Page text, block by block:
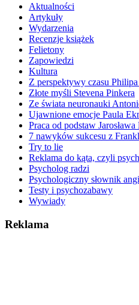
Aktualności
Artykuły
Wydarzenia
Recenzje książek
Felietony
Zapowiedzi
Kultura
Z perspektywy czasu
Złote myśli Stevena Pinkera
Ze świata neuronauki
Ujawnione emocje Paula
Praca od podstaw
7 nawyków sukcesu z
Try to lie
Reklama do kąta, czyli
Psycholog radzi
Psychologiczny słownik
Testy i psychozabawy
Wywiady
Reklama